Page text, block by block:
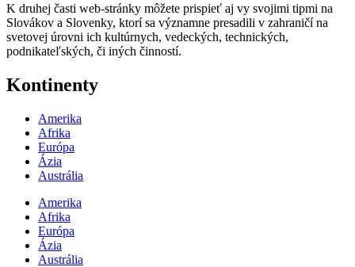
K druhej časti web-stránky môžete prispieť aj vy svojimi tipmi na
Slovákov a Slovenky, ktorí sa významne presadili v zahraničí na
svetovej úrovni ich kultúrnych, vedeckých, technických,
podnikateľských, či iných činností.
Kontinenty
Amerika
Afrika
Európa
Ázia
Austrália
Amerika
Afrika
Európa
Ázia
Austrália